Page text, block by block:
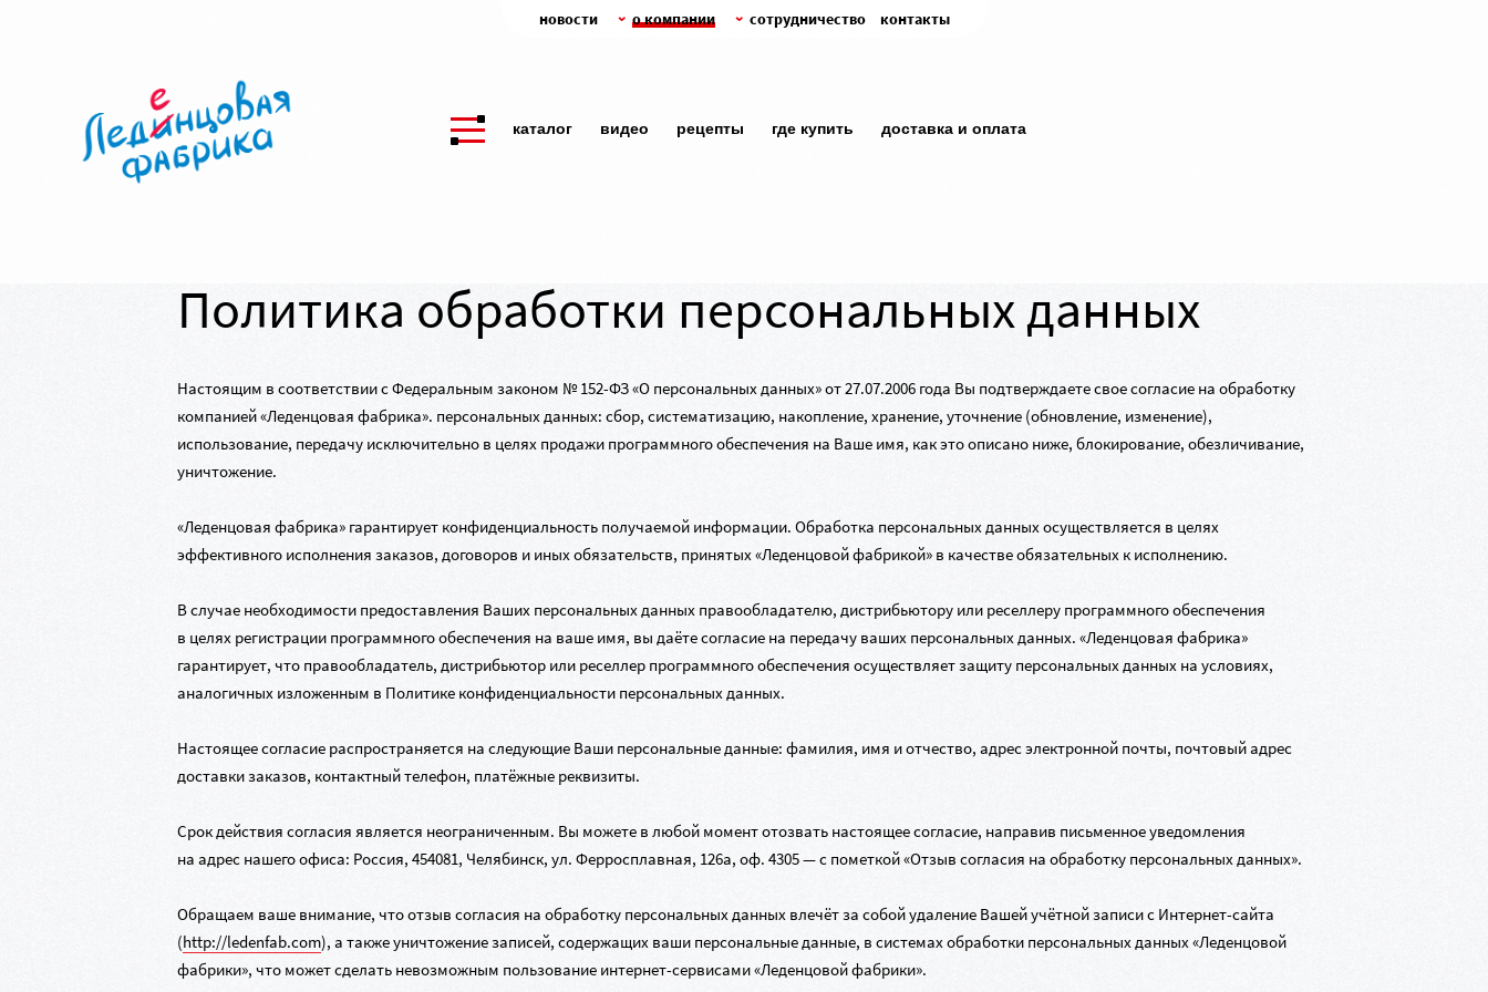
каталог видео рецепты где купить доставка и оплата
новости о компании сотрудничество контакты
Политика обработки персональных данных
Настоящим в соответствии с Федеральным законом №152-ФЗ«О персональных данных» от27.07.2006 года Вы подтверждаете свое согласие на обработку
компанией «Леденцовая фабрика». персональных данных: сбор, систематизацию, накопление, хранение, уточнение (обновление, изменение),
использование, передачу исключительно в целях продажи программного обеспечения на Ваше имя, как это описано ниже, блокирование, обезличивание,
уничтожение.
«Леденцовая фабрика» гарантирует конфиденциальность получаемой информации. Обработка персональных данных осуществляется в целях
эффективного исполнения заказов, договоров и иных обязательств, принятых «Леденцовой фабрикой» в качестве обязательных к исполнению.
В случае необходимости предоставления Ваших персональных данных правообладателю, дистрибьютору или реселлеру программного обеспечения
в целях регистрации программного обеспечения на ваше имя, вы даёте согласие на передачу ваших персональных данных. «Леденцовая фабрика»
гарантирует, что правообладатель, дистрибьютор или реселлер программного обеспечения осуществляет защиту персональных данных на условиях,
аналогичных изложенным в Политике конфиденциальности персональных данных.
Настоящее согласие распространяется на следующие Ваши персональные данные: фамилия, имя и отчество, адрес электронной почты, почтовый адрес
доставки заказов, контактный телефон, платёжные реквизиты.
Срок действия согласия является неограниченным. Вы можете в любой момент отозвать настоящее согласие, направив письменное уведомления
на адрес нашего офиса: Россия, 454081, Челябинск, ул. Ферросплавная, 126а, оф. 4305 — с пометкой «Отзыв согласия на обработку персональных данных».
Обращаем ваше внимание, что отзыв согласия на обработку персональных данных влечёт за собой удаление Вашей учётной записи с Интернет-сайта
(http://ledenfab.com), а также уничтожение записей, содержащих ваши персональные данные, в системах обработки персональных данных «Леденцовой
фабрики», что может сделать невозможным пользование интернет-сервисами«Леденцовой фабрики».